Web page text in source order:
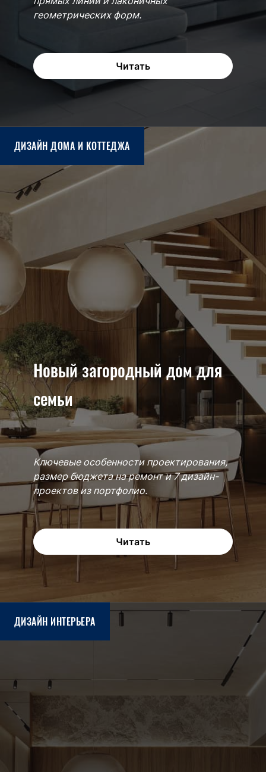
геометрических форм.
Читать
Новый загородный дом для
семьи
Ключевые особенности проектирования,
размер бюджета на ремонт и 7 дизайн-
проектов из портфолио.
Читать
ДИЗАЙН ДОМА И КОТТЕДЖА
ДИЗАЙН ИНТЕРЬЕРА